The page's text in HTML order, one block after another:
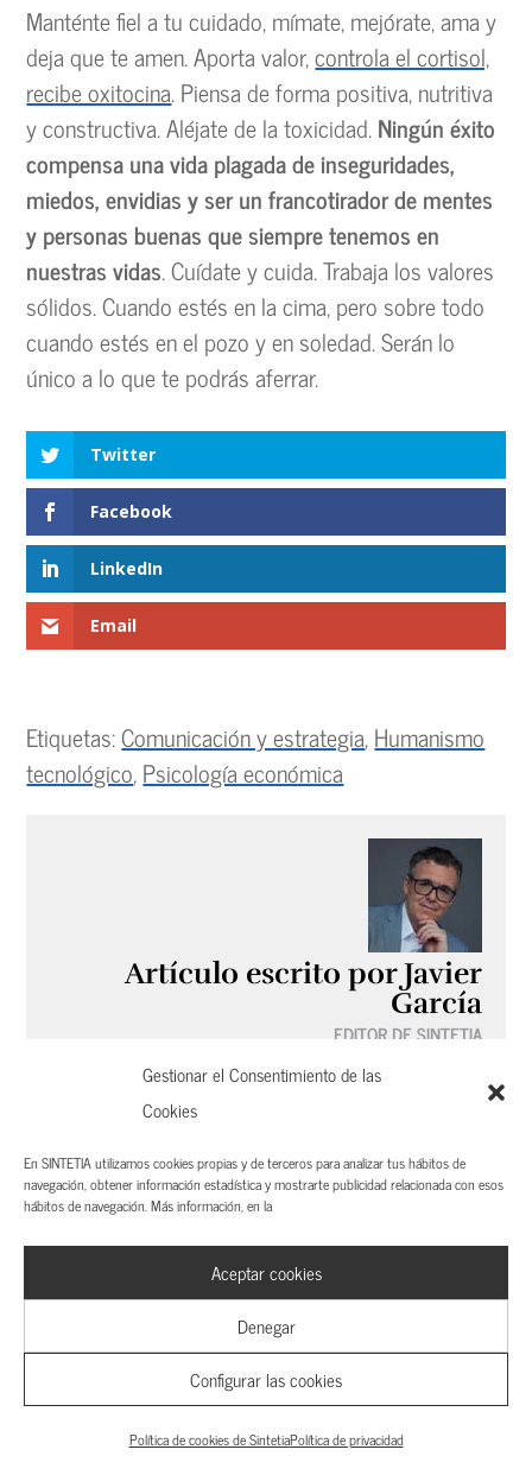
Gestionar el Consentimiento de las
Cookies
En SINTETIA utilizamos cookies propias y de terceros para analizar tus hábitos de
navegación, obtener información estadística y mostrarte publicidad relacionada con esos
hábitos de navegación. Más información, en la
Aceptar cookies
Denegar
Configurar las cookies
Política de cookies de SintetiaPolítica de privacidad
Manténte fiel a tu cuidado, mímate, mejórate, ama y
deja que te amen. Aporta valor,controla el cortisol,
recibe oxitocina. Piensa de forma positiva, nutritiva
y constructiva. Aléjate de la toxicidad.Ningún éxito
compensa una vida plagada de inseguridades,
miedos, envidias y ser un francotirador de mentes
y personas buenas que siempre tenemos en
nuestras vidas. Cuídate y cuida. Trabaja los valores
sólidos. Cuando estés en la cima, pero sobre todo
cuando estés en el pozo y en soledad. Serán lo
único a lo que te podrás aferrar.
Twitter
Facebook
LinkedIn
Email
Etiquetas:Comunicación y estrategia,Humanismo
tecnológico,Psicología económica
Artículo escrito por Javier
García
EDITOR DE SINTETIA
Tu dirección de correo electrónico no será
publicada.Los campos obligatorios están
marcados con*
Comentario*